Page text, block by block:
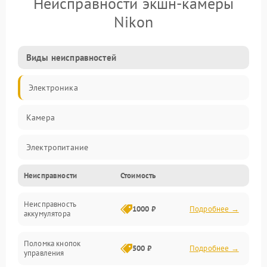
Nikon
Виды неисправностей
Электроника
Камера
Электропитание
Память/Носитель
Хранение данных
Неисправности Стоимость
Неисправность
аккумулятора
1000 ₽ Подробнее →
Поломка кнопок
управления
500 ₽ Подробнее →